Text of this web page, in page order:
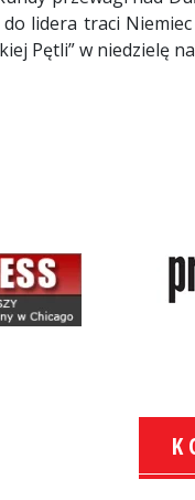
lidera traci
Pętli” w niedzielę